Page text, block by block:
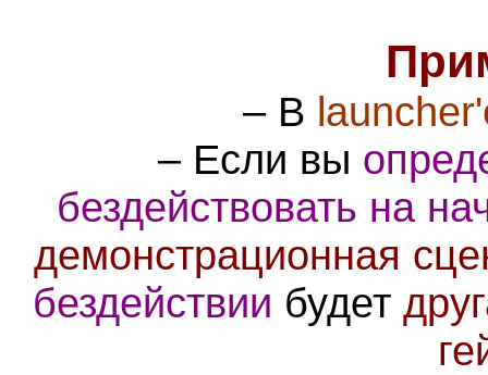
– В
– Если вы
бездействовать на
демонстрационная
бездействии будет